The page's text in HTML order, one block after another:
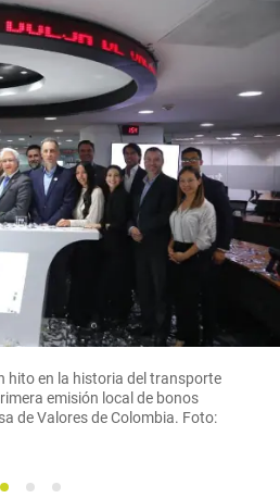
hito en la historia del transporte
emisión local de bonos
de Valores de Colombia. Foto:
1 2
3